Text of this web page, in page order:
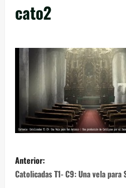
cato2
Anterior:
Catolicadas T1- C9: Una vela para